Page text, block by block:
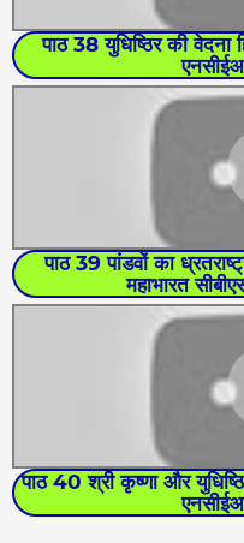
पाठ 38 युधिष्ठिर की वेदना
पाठ 39 पांडवों का
महाभारत
पाठ 40 श्री कृष्णा और